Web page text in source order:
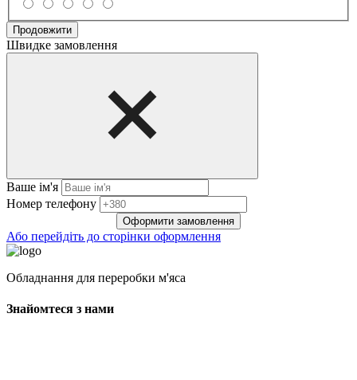
Продовжити
Швидке замовлення
Ваше ім'я
Нoмep тeлeфoнy
Оформити замовлення
Або перейдіть до сторінки оформлення
Обладнання для переробки м'яса
Знайомтеся з нами